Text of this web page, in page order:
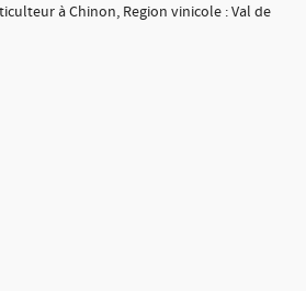
à Chinon, Region vinicole : Val de